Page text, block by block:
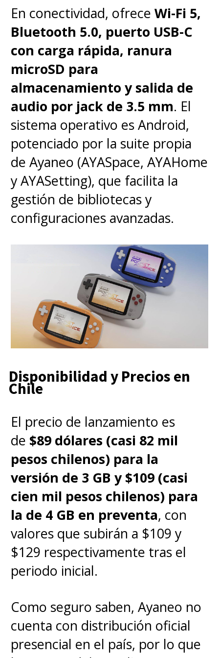
En conectividad, ofreceWi-Fi 5,
Bluetooth 5.0, puerto USB-C
con carga rápida, ranura
microSD para
almacenamiento y salida de
audio por jack de 3.5 mm. El
sistema operativo es Android,
potenciado por la suite propia
de Ayaneo (AYASpace, AYAHome
y AYASetting), que facilita la
gestión de bibliotecas y
configuraciones avanzadas.
Disponibilidad y Precios en
Chile
El precio de lanzamiento es
de $89 dólares (casi 82 mil
pesos chilenos) para la
versión de 3 GB y $109 (casi
cien mil pesos chilenos) para
la de 4 GB en preventa, con
valores que subirán a $109 y
$129 respectivamente tras el
periodo inicial.
Como seguro saben, Ayaneo no
cuenta con distribución oficial
presencial en el país, por lo que